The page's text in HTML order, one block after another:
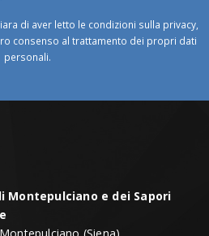
di aver letto le condizioni sulla privacy,
consenso al trattamento dei propri dati
personali.
Montepulciano e dei Sapori